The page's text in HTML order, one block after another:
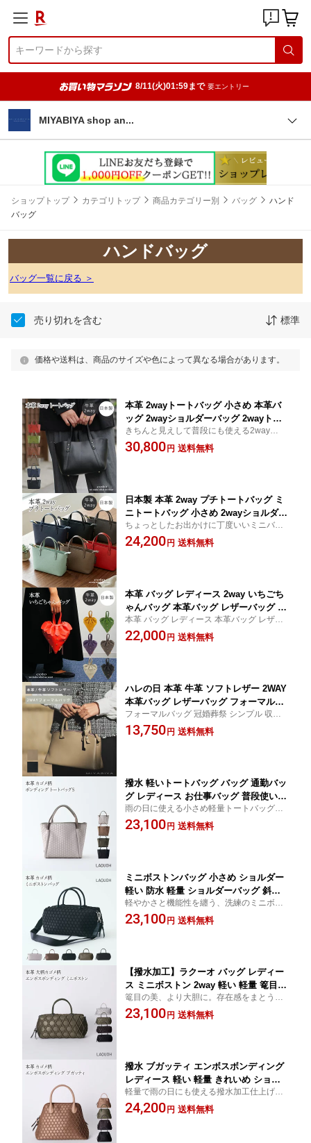
8/11(火)01:59まで 要エントリー
MIYABIYA shop an
ショップトップ カテゴリトップ 商品カテゴリー別 バッグ
ハンド
バッグ
ハンドバッグ
バッグ一覧に戻る ＞
売り切れを含む 標準
価格や送料は、商品のサイズや色によって異なる場合があります。
本革 2wayトートバッグ 小さめ 本革バ
ッグ 2wayショルダーバッグ 2wayトー
トバッグレディース ハンドバッグ レデ
ィース レザートート 本革バック 日本製
きちんと見えして普段にも使える2wayショ
ルダートートバッグ 2ウェイトート ファス
ナー付き 本革バック日本製 フォーマル カ
30,800 円 送料無料
日本製 本革 2way プチトートバッグ ミ
ニトートバッグ 小さめ 2wayショルダー
バッグ 本革バッグ レディース ハンドバ
ッグ レザートート 肩掛け ペットボトル
ちょっとしたお出かけに丁度いいミニバッ
グ。大きすぎず小さすぎず、でも丁度い
い。ショルダーベルトが付属しているから2
24,200 円 送料無料
本革 バッグ レディース 2way いちごち
ゃんバッグ 本革バッグ レザーバッグ い
ちご型バッグ ショルダーバッグ 斜め掛
け おしゃれ 軽量 軽い 革 柔らかい ショ
本革 バッグ レディース 本革バッグ レザー
バッグ 2wayバッグ こんなバッグ見たこと
ない！ハンドバッグ＆斜めがけ ショルダー
22,000 円 送料無料
ハレの日 本革 牛革 ソフトレザー 2WAY
本革バッグ レザーバッグ フォーマルバ
ッグ フォーマル セレモニー 2wayバッ
グ 本革 バッグ レディース 軽い 軽量 大
フォーマルバッグ 冠婚葬祭 シンプル 収納
リボン 本革 バッグ シンプルながらふんわ
りと女性らしいフォルムのフォーマルバッ
13,750 円 送料無料
撥水 軽いトートバッグ バッグ 通勤バッ
グ レディース お仕事バッグ 普段使い
お弁当 小さめ 防水 柔らかい ipad b5 軽
量 通勤 高級 雨の日 ブランド ラクーオ
雨の日に使える小さめ軽量トートバッグ。
お弁当や500mlのドリングボトルが入るの
でお仕事バッグや デイリーバッグとして最
23,100 円 送料無料
ミニボストンバッグ 小さめ ショルダー
軽い 防水 軽量 ショルダーバッグ 斜め
がけ ボストンバッグ 横長バッグ かわい
い きれいめ 大人 普段使い 柔らかい 横
軽やかさと機能性を纏う、洗練のミニボス
トン。雨の日も使える！軽量で撥水加工。
復元力強く型崩れしにくいのが特徴のウレ
23,100 円 送料無料
【撥水加工】ラクーオ バッグ レディー
ス ミニボストン 2way 軽い 軽量 篭目柄
エンボスボンディング カゴメ柄 斜めが
け ショルダーバッグ ハンドバッグ 柔ら
篭目の美、より大胆に。存在感をまとう新
たなミニボストン。撥水機能付き雨の日に
も使える
23,100 円 送料無料
撥水 ブガッティ エンボスボンディング
レディース 軽い 軽量 きれいめ ショル
ダーバッグ ミニバッグ 普段使い 柔らか
い 散歩 通勤 高級 防水 ブランド ラクー
軽量で雨の日にも使える撥水加工仕上げ。
ショルダーベルト付きで肩掛けにもでき
る。きれいめ大人トートバッグ復元力強く
24,200 円 送料無料